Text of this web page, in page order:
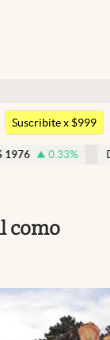
Argentina
Uruguay
Suscribite x $999
% DÓLAR MEP
como